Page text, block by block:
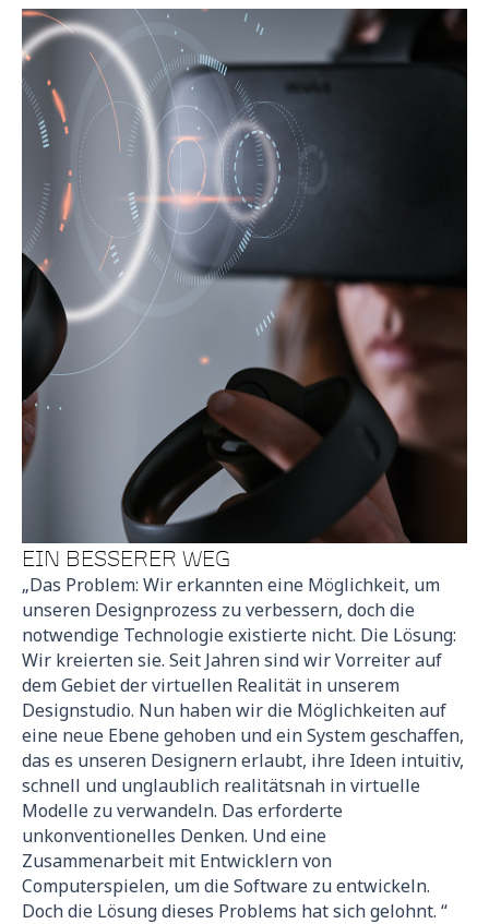
EIN BESSERER WEG
„Das Problem: Wir erkannten eine Möglichkeit, um
unseren Designprozess zu verbessern, doch die
notwendige Technologie existierte nicht. Die Lösung:
Wir kreierten sie. Seit Jahren sind wir Vorreiter auf
dem Gebiet der virtuellen Realität in unserem
Designstudio. Nun haben wir die Möglichkeiten auf
eine neue Ebene gehoben und ein System geschaffen,
das es unseren Designern erlaubt, ihre Ideen intuitiv,
schnell und unglaublich realitätsnah in virtuelle
Modelle zu verwandeln. Das erforderte
unkonventionelles Denken. Und eine
Zusammenarbeit mit Entwicklern von
Computerspielen, um die Software zu entwickeln.
Doch die Lösung dieses Problems hat sich gelohnt. “